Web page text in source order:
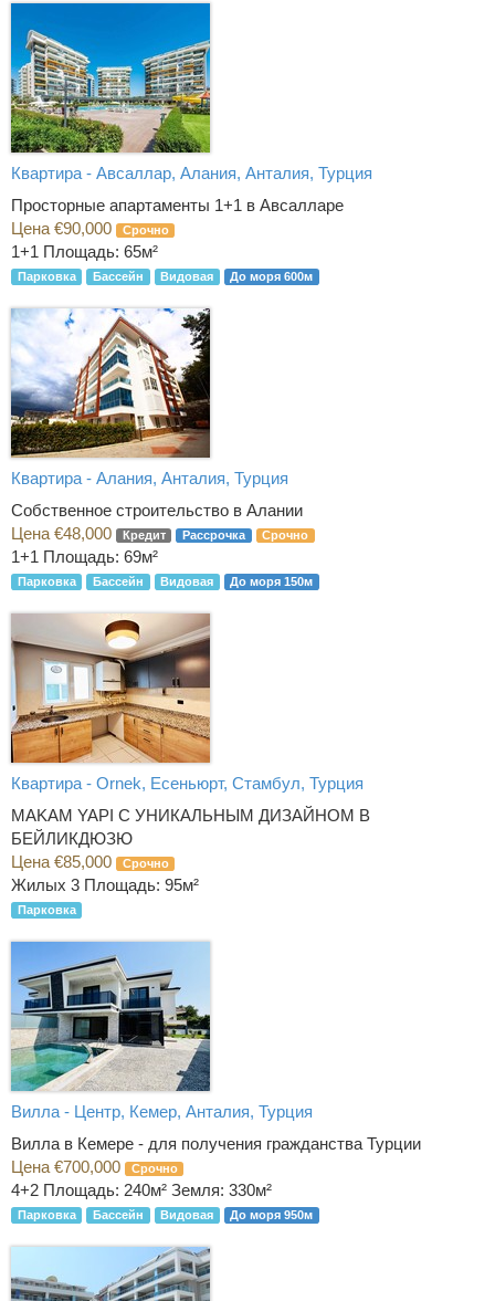
Квартира - Авсаллар, Алания, Анталия, Турция
Просторные апартаменты 1+1 в Авсалларе
Цена €90,000
Срочно
1+1 Площадь: 65м²
Парковка Бассейн Видовая До моря 600м
Квартира - Алания, Анталия, Турция
Собственное строительство в Алании
Цена €48,000
Кредит Рассрочка Срочно
1+1 Площадь: 69м²
Парковка Бассейн Видовая До моря 150м
Квартира - Ornek, Есеньюрт, Стамбул, Турция
MAKAM YAPI С УНИКАЛЬНЫМ ДИЗАЙНОМ В
БЕЙЛИКДЮЗЮ
Цена €85,000
Срочно
Жилых 3 Площадь: 95м²
Парковка
Вилла - Центр, Кемер, Анталия, Турция
Вилла в Кемере - для получения гражданства Турции
Цена €700,000
Срочно
4+2 Площадь: 240м² Земля: 330м²
Парковка Бассейн Видовая До моря 950м